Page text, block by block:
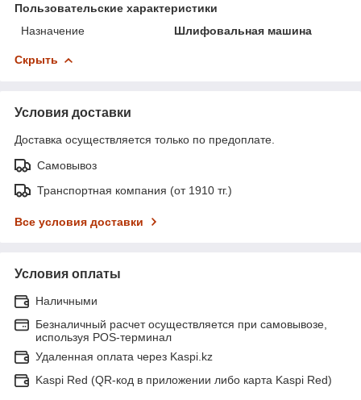
Пользовательские характеристики
Назначение
Шлифовальная машина
Скрыть
Условия доставки
Доставка осуществляется только по предоплате.
Самовывоз
Транспортная компания (от 1910 тг.)
Все условия доставки
Условия оплаты
Наличными
Безналичный расчет осуществляется при самовывозе,
используя POS-терминал
Удаленная оплата через Kaspi.kz
Kaspi Red (QR-код в приложении либо карта Kaspi Red)